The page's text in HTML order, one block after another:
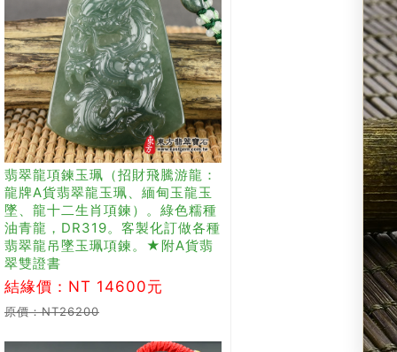
翡翠龍項鍊玉珮（招財飛騰游龍：
龍牌A貨翡翠龍玉珮、緬甸玉龍玉
墜、龍十二生肖項鍊）。綠色糯種
油青龍，DR319。客製化訂做各種
翡翠龍吊墜玉珮項鍊。★附A貨翡
翠雙證書
結緣價：NT 14600元
原價：NT26200